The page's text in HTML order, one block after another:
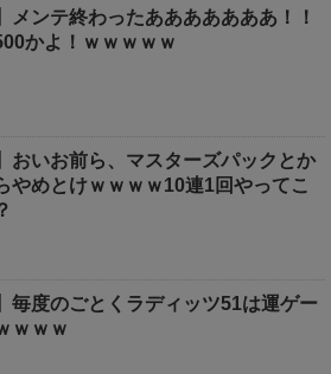
メンテ終わったあああああああ！！
かよ！ｗｗｗｗｗ
おいお前ら、マスターズパックとか
やめとけｗｗｗｗ10連1回やってこ
毎度のごとくラディッツ51は運ゲー
ｗｗｗ